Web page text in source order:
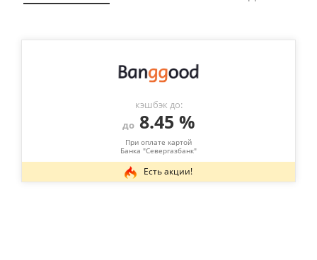
кэшбэк до:
до8.45 %
При оплате картой
Банка "Севергазбанк"
Есть акции!